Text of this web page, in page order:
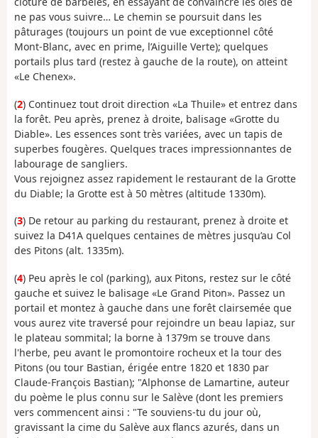
ne pas vous suivre… Le chemin se poursuit dans les
pâturages (toujours un point de vue exceptionnel côté
Mont-Blanc, avec en prime, l’Aiguille Verte); quelques
portails plus tard (restez à gauche de la route), on atteint
«Le Chenex».
(2) Continuez tout droit direction «La Thuile» et entrez dans
la forêt. Peu après, prenez à droite, balisage «Grotte du
Diable». Les essences sont très variées, avec un tapis de
superbes fougères. Quelques traces impressionnantes de
labourage de sangliers.
Vous rejoignez assez rapidement le restaurant de la Grotte
du Diable; la Grotte est à 50 mètres (altitude 1330m).
(3) De retour au parking du restaurant, prenez à droite et
suivez la D41A quelques centaines de mètres jusqu’au Col
des Pitons (alt. 1335m).
(4) Peu après le col (parking), aux Pitons, restez sur le côté
gauche et suivez le balisage «Le Grand Piton». Passez un
portail et montez à gauche dans une forêt clairsemée que
vous aurez vite traversé pour rejoindre un beau lapiaz, sur
le plateau sommital; la borne à 1379m se trouve dans
l'herbe, peu avant le promontoire rocheux et la tour des
Pitons (ou tour Bastian, érigée entre 1820 et 1830 par
Claude-François Bastian); "Alphonse de Lamartine, auteur
du poème le plus connu sur le Salève (dont les premiers
vers commencent ainsi : "Te souviens-tu du jour où,
gravissant la cime du Salève aux flancs azurés, dans un